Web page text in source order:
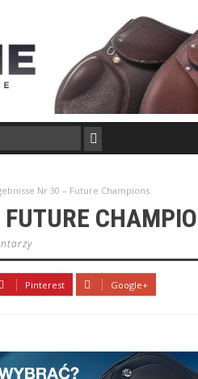
Nr 30 – Future Champions
Pinterest Google+